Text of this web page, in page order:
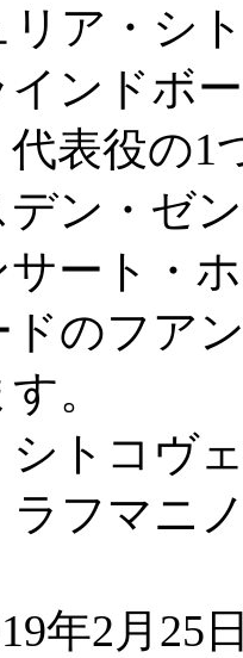
リア・シ
ンドボ
表役の
ン・ゼ
ート・
のフア
。
トコヴ
ラフマニ
年2月25